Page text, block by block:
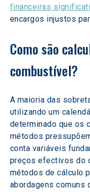
financeiras
encargos injustos
Como são
combustível?
A maioria das
utilizando um
determinado que os
métodos
conta variáveis
preços efectivos do
métodos de cálculo
abordagens comuns